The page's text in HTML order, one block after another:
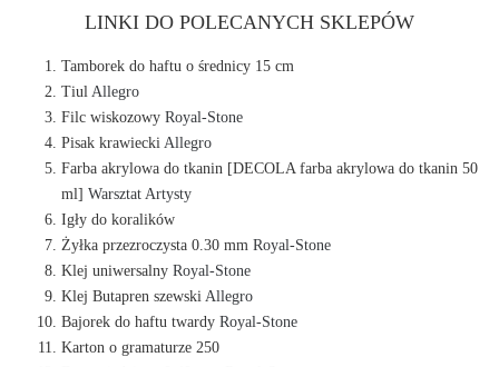
LINKI DO POLECANYCH SKLEPÓW
Tamborek do haftu o średnicy 15 cm
Tiul Allegro
Filc wiskozowy Royal-Stone
Pisak krawiecki Allegro
Farba akrylowa do tkanin [DECOLA farba akrylowa do tkanin 50
ml] Warsztat Artysty
Igły do koralików
Żyłka przezroczysta 0.30 mm Royal-Stone
Klej uniwersalny Royal-Stone
Klej Butapren szewski Allegro
Bajorek do haftu twardy Royal-Stone
Karton o gramaturze 250